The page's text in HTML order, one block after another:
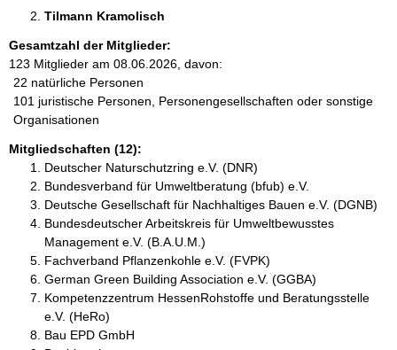
Tilmann Kramolisch
Gesamtzahl der Mitglieder:
123 Mitglieder am 08.06.2026, davon:
22 natürliche Personen
101 juristische Personen, Personengesellschaften oder sonstige
Organisationen
Mitgliedschaften (12):
Deutscher Naturschutzring e.V. (DNR)
Bundesverband für Umweltberatung (bfub) e.V.
Deutsche Gesellschaft für Nachhaltiges Bauen e.V. (DGNB)
Bundesdeutscher Arbeitskreis für Umweltbewusstes
Management e.V. (B.A.U.M.)
Fachverband Pflanzenkohle e.V. (FVPK)
German Green Building Association e.V. (GGBA)
Kompetenzzentrum HessenRohstoffe und Beratungsstelle
e.V. (HeRo)
Bau EPD GmbH